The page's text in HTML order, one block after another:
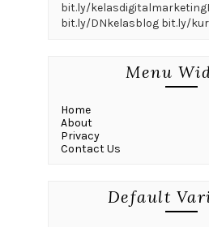
bit.ly/
bit.ly/DNkelasblog bit.ly/
Menu
Home
About
Privacy
Contact Us
Default